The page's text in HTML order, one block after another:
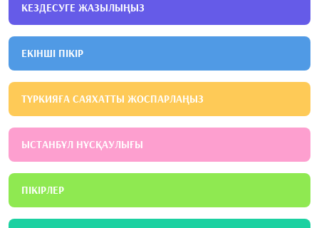
КЕЗДЕСУГЕ ЖАЗЫЛЫҢЫЗ
ЕКІНШІ ПІКІР
ТҮРКИЯҒА САЯХАТТЫ ЖОСПАРЛАҢЫЗ
ЫСТАНБҰЛ НҰСҚАУЛЫҒЫ
ПІКІРЛЕР